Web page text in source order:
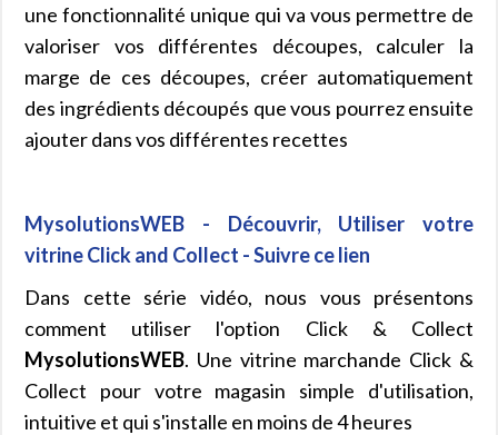
une fonctionnalité unique qui va vous permettre de
valoriser vos différentes découpes, calculer la
marge de ces découpes, créer automatiquement
des ingrédients découpés que vous pourrez ensuite
ajouter dans vos différentes recettes
MysolutionsWEB - Découvrir, Utiliser votre
vitrine Click and Collect - Suivre ce lien
Dans cette série vidéo, nous vous présentons
comment utiliser l'option Click & Collect
MysolutionsWEB. Une vitrine marchande Click &
Collect pour votre magasin simple d'utilisation,
intuitive et qui s'installe en moins de 4 heures